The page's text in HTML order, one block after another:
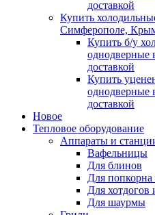
доставкой
Купить
Симферополе,
Купить б/у
однодверные
доставкой
Купить
однодверные
доставкой
Новое
Тепловое оборудование
Аппараты и
Вафельницы
Для блинов
Для
Для хотдогов
Для шаурмы